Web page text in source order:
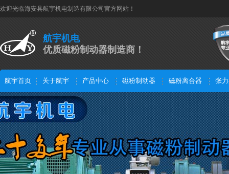
欢迎光临海安县航宇机电制造有限公司官方网站！
航宇机电
优质磁粉制动器制造商！
航宇首页 关于航宇 产品中心 磁粉制动器 磁粉离合器 张